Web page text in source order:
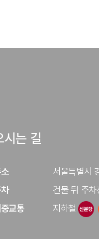
시는 길
교통
서울특별시
건물 뒤 주
지하철